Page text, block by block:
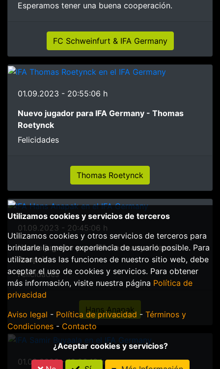
Esperamos tener una buena cooperación.
FC Schweinfurt & IFA Germany
01.09.2023 - 20:55:06 h
Nuevo jugador para IFA Germany - Thomas
Roetynck
Felicidades
Thomas Roetynck
01.09.2023 - 20:45:06 h
Nuevo jugador para IFA Germany - Hans
Anapak
Felicidades
Hans Anapak
01.09.2023 - 12:06:18 h
Utilizamos cookies y servicios de terceros
Utilizamos cookies y otros servicios de terceros para
brindarle la mejor experiencia de usuario posible. Para
utilizar todas las funciones de nuestro sitio web, debe
aceptar el uso de cookies y servicios. Para obtener
más información, visite nuestra página Política de
privacidad
Aviso legal - Política de privacidad - Términos y
Condiciones - Contacto
¿Aceptar cookies y servicios?